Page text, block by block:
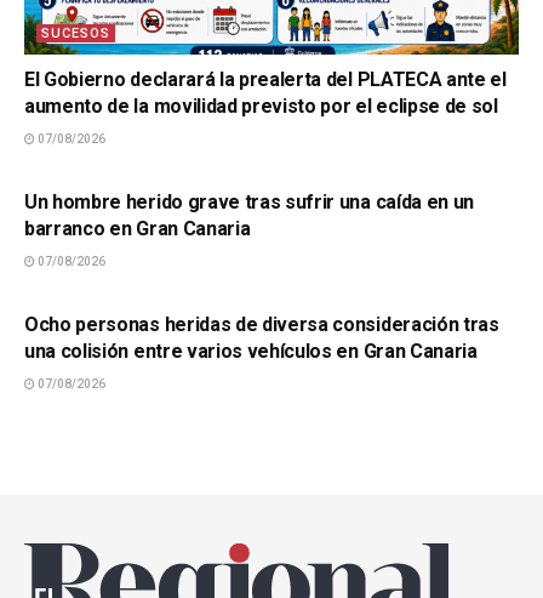
SUCESOS
El Gobierno declarará la prealerta del PLATECA ante el
aumento de la movilidad previsto por el eclipse de sol
07/08/2026
Un hombre herido grave tras sufrir una caída en un
barranco en Gran Canaria
07/08/2026
Ocho personas heridas de diversa consideración tras
una colisión entre varios vehículos en Gran Canaria
07/08/2026